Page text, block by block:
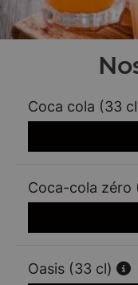
Coca cola (33
Coca-cola zéro
Oasis (33 cl)